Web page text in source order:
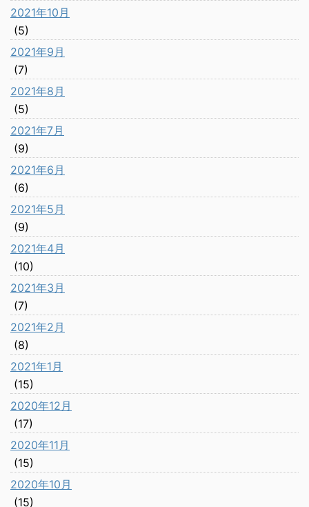
2021年10月
(5)
2021年9月
(7)
2021年8月
(5)
2021年7月
(9)
2021年6月
(6)
2021年5月
(9)
2021年4月
(10)
2021年3月
(7)
2021年2月
(8)
2021年1月
(15)
2020年12月
(17)
2020年11月
(15)
2020年10月
(15)